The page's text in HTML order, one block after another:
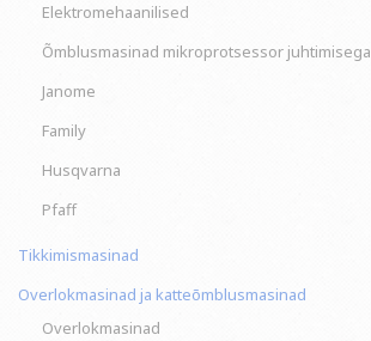
Elektromehaanilised
Õmblusmasinad mikroprotsessor juhtimisega
Janome
Family
Husqvarna
Pfaff
Tikkimismasinad
Overlokmasinad ja katteõmblusmasinad
Overlokmasinad